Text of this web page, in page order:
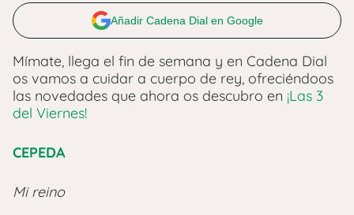
Añadir Cadena Dial en Google
Mímate, llega el fin de semana y en Cadena Dial
os vamos a cuidar a cuerpo de rey, ofreciéndoos
las novedades que ahora os descubro en ¡Las 3
del Viernes!
CEPEDA
Mi reino